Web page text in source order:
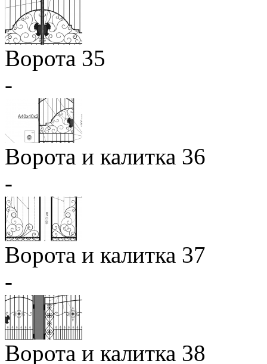
Ворота 35
-
Ворота и калитка 36
-
Ворота и калитка 37
-
Ворота и калитка 38